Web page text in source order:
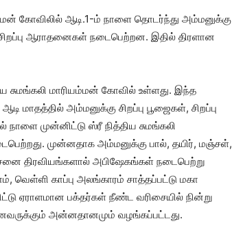
கோவிலில் ஆடி.1-ம் நாளை தொடர்ந்து அம்மனுக்கு
ஆராதனைகள் நடைபெற்றன. இதில் திரளான
சுமங்கலி மாரியம்மன் கோவில் உள்ளது. இந்த
மாதத்தில் அம்மனுக்கு சிறப்பு பூஜைகள், சிறப்பு
முன்னிட்டு ஸ்ரீ நித்திய சுமங்கலி
முன்னதாக அம்மனுக்கு பால், தயிர், மஞ்சள்,
திரவியங்களால் அபிஷேகங்கள் நடைபெற்று
வெள்ளி காப்பு அலங்காரம் சாத்தப்பட்டு மகா
ஏராளமான பக்தர்கள் நீண்ட வரிசையில் நின்று
அன்னதானமும் வழங்கப்பட்டது.